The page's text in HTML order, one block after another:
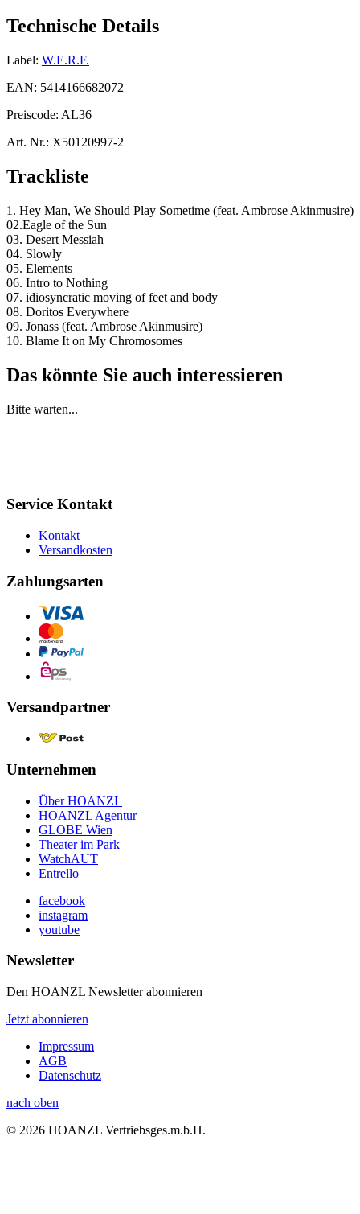
Technische Details
Label: W.E.R.F.
EAN: 5414166682072
Preiscode: AL36
Art. Nr.: X50120997-2
Trackliste
1. Hey Man, We Should Play Sometime (feat. Ambrose Akinmusire)
02.Eagle of the Sun
03. Desert Messiah
04. Slowly
05. Elements
06. Intro to Nothing
07. idiosyncratic moving of feet and body
08. Doritos Everywhere
09. Jonass (feat. Ambrose Akinmusire)
10. Blame It on My Chromosomes
Das könnte Sie auch interessieren
Bitte warten...
Service Kontakt
Kontakt
Versandkosten
Zahlungsarten
Versandpartner
Unternehmen
Über HOANZL
HOANZL Agentur
GLOBE Wien
Theater im Park
WatchAUT
Entrello
facebook
instagram
youtube
Newsletter
Den HOANZL Newsletter abonnieren
Jetzt abonnieren
Impressum
AGB
Datenschutz
nach oben
© 2026 HOANZL Vertriebsges.m.b.H.